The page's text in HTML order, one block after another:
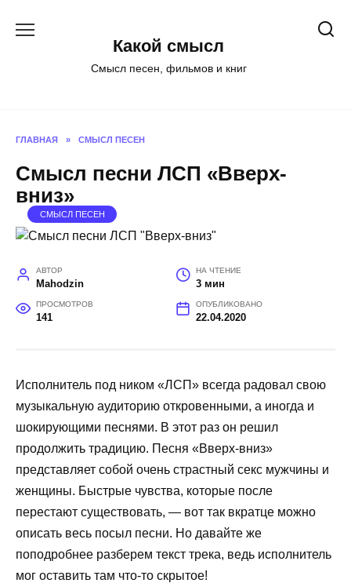
Какой смысл
Смысл песен, фильмов и книг
ГЛАВНАЯ » СМЫСЛ ПЕСЕН
Смысл песни ЛСП «Вверх-
вниз»
СМЫСЛ ПЕСЕН
АВТОР
Mahodzin
НА ЧТЕНИЕ
3 мин
ПРОСМОТРОВ
141
ОПУБЛИКОВАНО
22.04.2020
Исполнитель под ником «ЛСП» всегда радовал свою
музыкальную аудиторию откровенными, а иногда и
шокирующими песнями. В этот раз он решил
продолжить традицию. Песня «Вверх-вниз»
представляет собой очень страстный секс мужчины и
женщины. Быстрые чувства, которые после
перестают существовать, — вот так вкратце можно
описать весь посыл песни. Но давайте же
поподробнее разберем текст трека, ведь исполнитель
мог оставить там что-то скрытое!